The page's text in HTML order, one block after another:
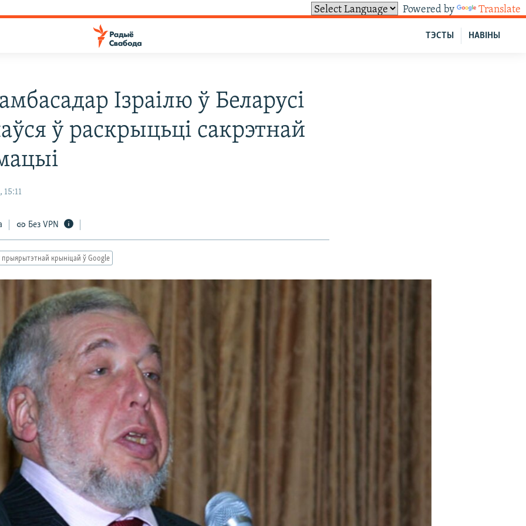
Powered by Translate
НАВІНЫ
ТЭСТЫ
Ізраілю ў Беларусі
ў раскрыцьці сакрэтнай
Без VPN
прыярытэтнай крыніцай ў Google